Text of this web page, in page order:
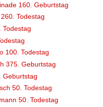
160. Geburtstag
Todestag
100. Todestag
375. Geburtstag
Geburtstag
50. Todestag
50. Todestag